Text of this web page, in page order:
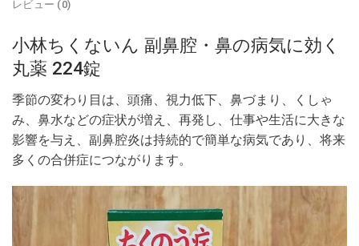
レビュー (0)
小林ちくないん 副鼻腔・鼻の病気に効く
丸薬 224錠
季節の変わり目は、頭痛、視力低下、鼻づまり、くしゃ
み、鼻水などの症状が増え、再発し、仕事や生活に大きな
影響を与え、副鼻腔炎は持続的で簡単な病気であり、将来
多くの合併症につながります。